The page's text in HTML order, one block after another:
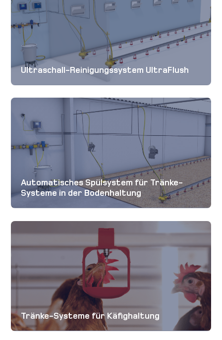
Ultraschall-Reinigungssystem UltraFlush
Automatisches Spülsystem für Tränke-
Systeme in der Bodenhaltung
Tränke-Systeme für Käfighaltung